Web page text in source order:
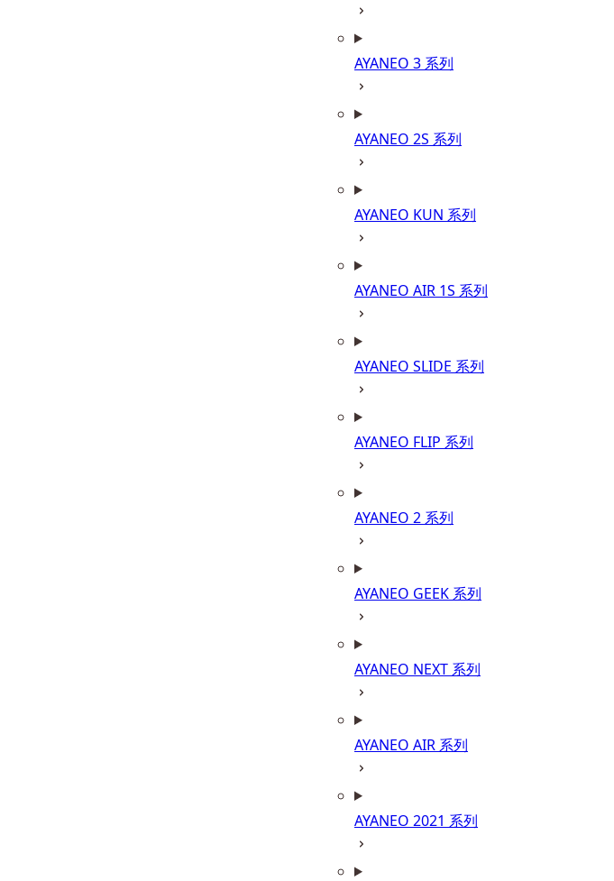
AYANEO 3 系列
AYANEO 2S 系列
AYANEO KUN 系列
AYANEO AIR 1S 系列
AYANEO SLIDE 系列
AYANEO FLIP 系列
AYANEO 2 系列
AYANEO GEEK 系列
AYANEO NEXT 系列
AYANEO AIR 系列
AYANEO 2021 系列